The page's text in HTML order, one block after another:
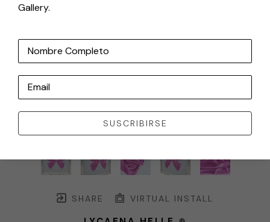
SHARE VIRTUAL INSTALL
Gallery.
Nombre Completo
Email
SUSCRIBIRSE